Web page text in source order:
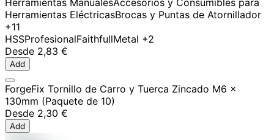
Herramientas EléctricasBrocas y Puntas de Atornillador
+11
HSSProfesionalFaithfullMetal +2
Desde 2,83 €
Add
ForgeFix Tornillo de Carro y Tuerca Zincado M6 x
130mm (Paquete de 10)
Desde 2,30 €
Add